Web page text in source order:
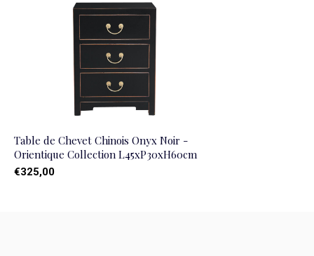
Table de Chevet Chinois Onyx Noir -
Orientique Collection L45xP30xH60cm
€325,00